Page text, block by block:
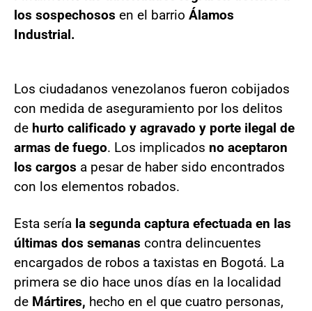
los sospechosos en el barrio Álamos
Industrial.
Los ciudadanos venezolanos fueron cobijados
con medida de aseguramiento por los delitos
de hurto calificado y agravado y porte ilegal de
armas de fuego. Los implicados no aceptaron
los cargos a pesar de haber sido encontrados
con los elementos robados.
Esta sería la segunda captura efectuada en las
últimas dos semanas contra delincuentes
encargados de robos a taxistas en Bogotá. La
primera se dio hace unos días en la localidad
de Mártires, hecho en el que cuatro personas,